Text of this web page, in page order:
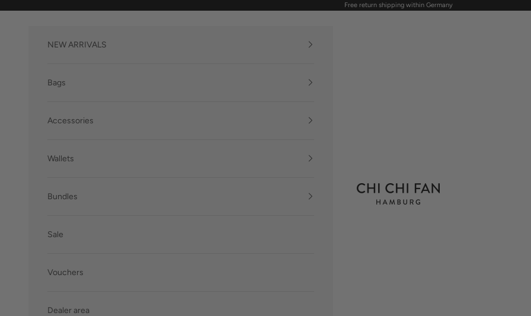
Free return shipping within Germany
CHI CHI FAN Hamburg
NEW ARRIVALS
Bags
Accessories
Wallets
Bundles
Sale
Vouchers
Dealer area